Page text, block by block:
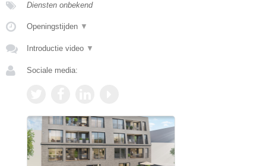
Diensten onbekend
Openingstijden ▼
Introductie video ▼
Sociale media: